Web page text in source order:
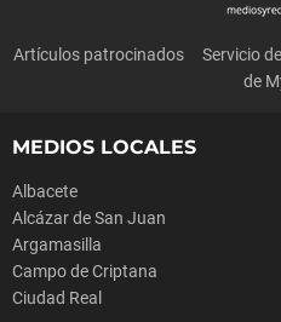
Artículos patrocinados Servicio
de
MEDIOS LOCALES
Albacete
Alcázar de San Juan
Argamasilla
Campo de Criptana
Ciudad Real